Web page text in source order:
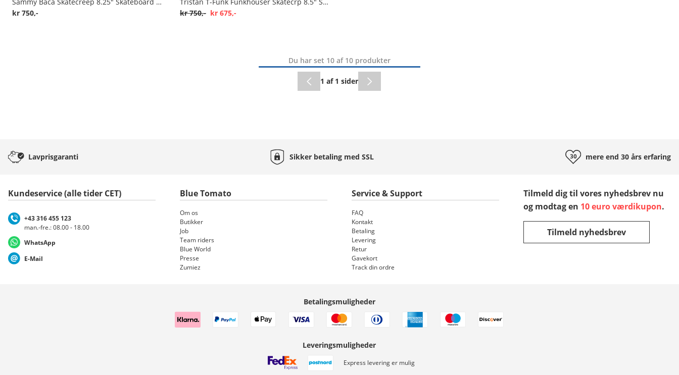
kr 750,-
kr 750,- kr 675,-
Du har set 10 af 10 produkter
1 af 1 sider
Lavprisgaranti Sikker betaling medSSL mere end 30 års erfaring
Kundeservice (alle tider CET)
+43 316 455 123
man.-fre.: 08.00 - 18.00
WhatsApp
E-Mail
Blue Tomato
Om os
Butikker
Job
Team riders
Blue World
Presse
Zumiez
Service & Support
FAQ
Kontakt
Betaling
Levering
Retur
Gavekort
Track din ordre
Tilmeld dig til vores nyhedsbrev nu
og modtag en 10 euro værdikupon.
Tilmeld nyhedsbrev
Betalingsmuligheder
Leveringsmuligheder
Express levering er mulig